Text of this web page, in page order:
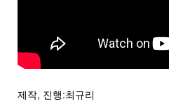
제작, 진행:최규리